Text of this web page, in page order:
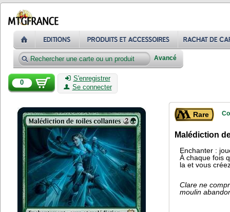
Avancé
0
S'enregistrer
Se connecter
Rare
Malédiction
Enchanter :
À chaque fois
la et vous
Clare ne
moulin